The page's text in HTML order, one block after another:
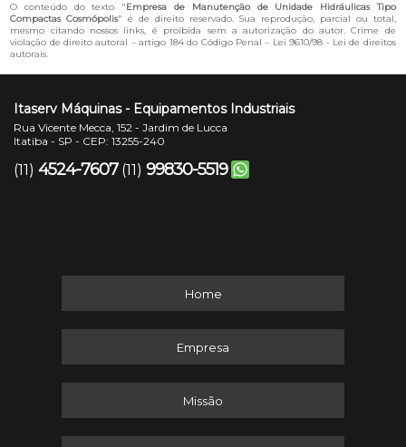
O conteúdo do texto "Empresa de Manutenção de Unidade Hidráulicas Tipo
Compactas Cosmópolis" é de direito reservado. Sua reprodução, parcial ou total,
mesmo citando nossos links, é proibida sem a autorização do autor. Crime de
violação de direito autoral – artigo 184 do Código Penal – Lei 9610/98 - Lei de direitos
autorais.
Itaserv Máquinas - Equipamentos Industriais
Rua Vicente Mecca, 152 - Jardim de Lucca
Itatiba - SP - CEP: 13255-240
(11) 4524-7607 (11) 99830-5519
Home
Empresa
Missão